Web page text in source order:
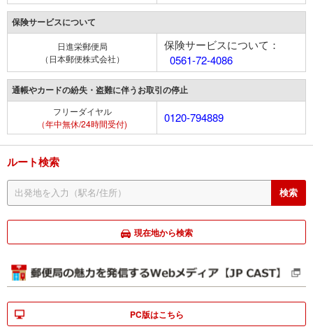
保険サービスについて
日進栄郵便局
（日本郵便株式会社）
保険サービスについて：
0561-72-4086
通帳やカードの紛失・盗難に伴うお取引の停止
フリーダイヤル
（年中無休/24時間受付)
0120-794889
ルート検索
現在地から検索
PC版はこちら